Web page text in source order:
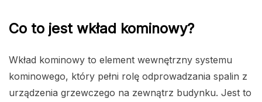
Co to jest wkład kominowy?
Wkład kominowy to element wewnętrzny systemu
kominowego, który pełni rolę odprowadzania spalin z
urządzenia grzewczego na zewnątrz budynku. Jest to